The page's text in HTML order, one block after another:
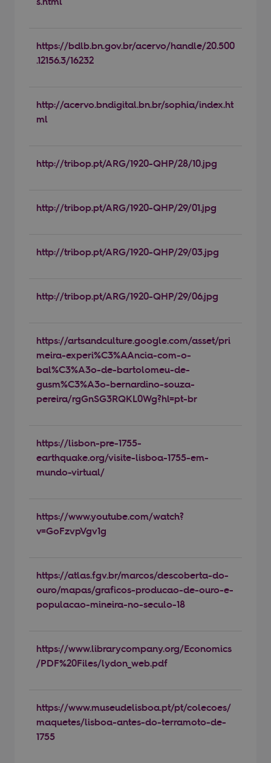
https://bdlb.bn.gov.br/acervo/handle/20.500
.12156.3/16232
http://acervo.bndigital.bn.br/sophia/index.ht
ml
http://tribop.pt/ARG/1920-QHP/28/10.jpg
http://tribop.pt/ARG/1920-QHP/29/01.jpg
http://tribop.pt/ARG/1920-QHP/29/03.jpg
http://tribop.pt/ARG/1920-QHP/29/06.jpg
https://artsandculture.google.com/asset/pri
meira-experi%C3%AAncia-com-o-
bal%C3%A3o-de-bartolomeu-de-
gusm%C3%A3o-bernardino-souza-
pereira/rgGnSG3RQKL0Wg?hl=pt-br
https://lisbon-pre-1755-
earthquake.org/visite-lisboa-1755-em-
mundo-virtual/
https://www.youtube.com/watch?
v=GoFzvpVgv1g
https://atlas.fgv.br/marcos/descoberta-do-
ouro/mapas/graficos-producao-de-ouro-e-
populacao-mineira-no-seculo-18
https://www.librarycompany.org/Economics
/PDF%20Files/lydon_web.pdf
https://www.museudelisboa.pt/pt/colecoes/
maquetes/lisboa-antes-do-terramoto-de-
1755